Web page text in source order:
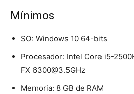
Mínimos
SO: Windows 10 64-bits
Procesador: Intel Core i5-
FX 6300@3.5GHz
Memoria: 8 GB de RAM